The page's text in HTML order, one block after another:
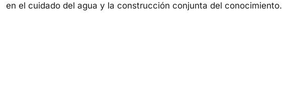
en el cuidado del agua y la construcción conjunta del conocimiento.